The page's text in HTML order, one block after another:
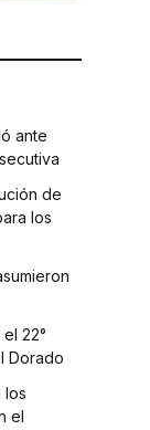
ante
de
los
22°
Dorado
los
el